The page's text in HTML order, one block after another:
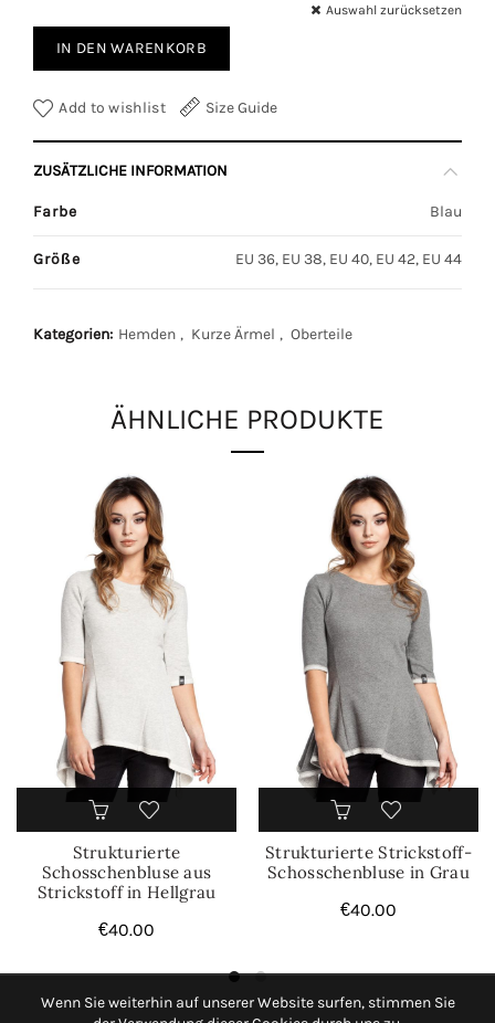
Auswahl zurücksetzen
IN DEN WARENKORB
Add to wishlist Size Guide
ZUSÄTZLICHE INFORMATION
Farbe Blau
Größe EU 36, EU 38, EU 40, EU 42, EU 44
Kategorien: Hemden , Kurze Ärmel , Oberteile
ÄHNLICHE PRODUKTE
Strukturierte
Schosschenbluse aus
Strickstoff in Hellgrau
€40.00
Strukturierte Strickstoff-
Schosschenbluse in Grau
€40.00
Wenn Sie weiterhin auf unserer Website surfen, stimmen Sie